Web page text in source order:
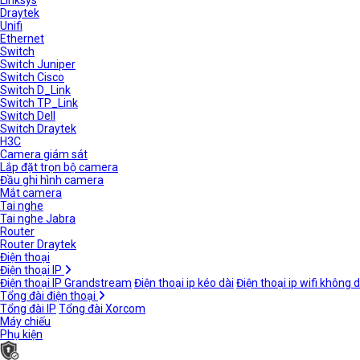
Draytek
Unifi
Ethernet
Switch
Switch Juniper
Switch Cisco
Switch D_Link
Switch TP_Link
Switch Dell
Switch Draytek
H3C
Camera giám sát
Lắp đặt trọn bộ camera
Đầu ghi hình camera
Mắt camera
Tai nghe
Tai nghe Jabra
Router
Router Draytek
Điện thoại
Điện thoại IP
Điện thoại IP Grandstream Điện thoại ip kéo dài Điện thoại ip wifi không
Tổng đài điện thoại
Tổng đài IP Tổng đài Xorcom
Máy chiếu
Phụ kiện